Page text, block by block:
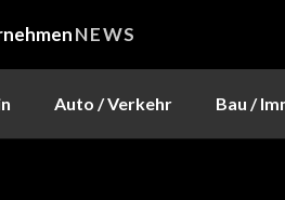
NEWS
Auto / Verkehr Bau /